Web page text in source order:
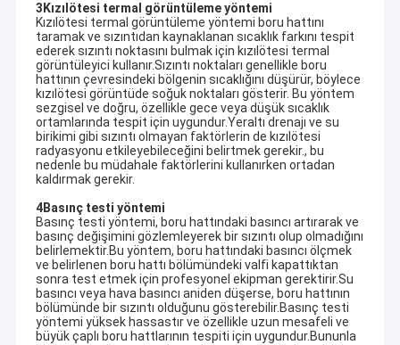
3Kızılötesi termal görüntüleme yöntemi
Kızılötesi termal görüntüleme yöntemi boru hattını
taramak ve sızıntıdan kaynaklanan sıcaklık farkını tespit
ederek sızıntı noktasını bulmak için kızılötesi termal
görüntüleyici kullanır.Sızıntı noktaları genellikle boru
hattının çevresindeki bölgenin sıcaklığını düşürür, böylece
kızılötesi görüntüde soğuk noktaları gösterir. Bu yöntem
sezgisel ve doğru, özellikle gece veya düşük sıcaklık
ortamlarında tespit için uygundur.Yeraltı drenajı ve su
birikimi gibi sızıntı olmayan faktörlerin de kızılötesi
radyasyonu etkileyebileceğini belirtmek gerekir., bu
nedenle bu müdahale faktörlerini kullanırken ortadan
kaldırmak gerekir.
4Basınç testi yöntemi
Basınç testi yöntemi, boru hattındaki basıncı artırarak ve
basınç değişimini gözlemleyerek bir sızıntı olup olmadığını
belirlemektir.Bu yöntem, boru hattındaki basıncı ölçmek
ve belirlenen boru hattı bölümündeki valfi kapattıktan
sonra test etmek için profesyonel ekipman gerektirir.Su
basıncı veya hava basıncı aniden düşerse, boru hattının
bölümünde bir sızıntı olduğunu gösterebilir.Basınç testi
yöntemi yüksek hassastır ve özellikle uzun mesafeli ve
büyük çaplı boru hattlarının tespiti için uygundur.Bununla